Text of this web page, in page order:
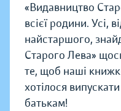
«Видавництво
всієї родини. Усі,
найстаршого,
Старого Лева»
те, щоб наші
хотілося
батькам!